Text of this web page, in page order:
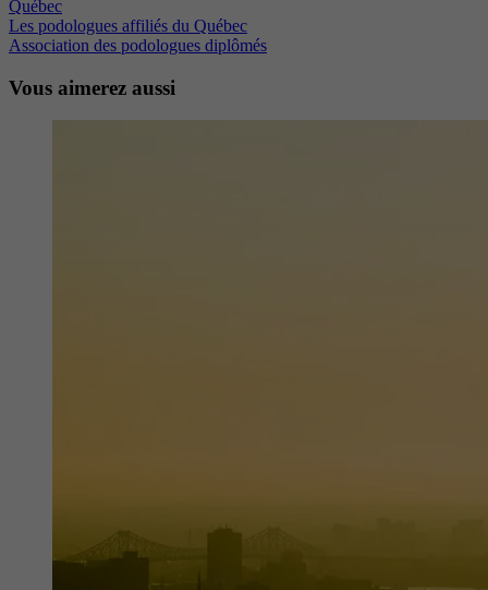
Québec
Les podologues affiliés du Québec
Association des podologues diplômés
Vous aimerez aussi